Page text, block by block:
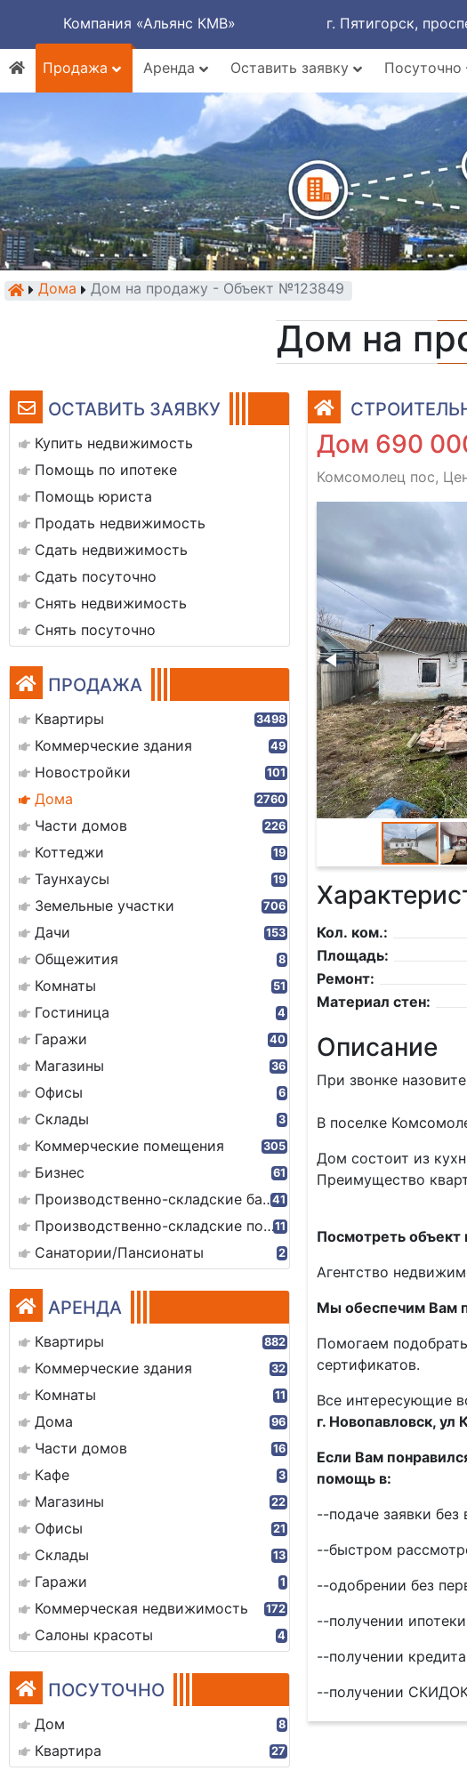
Компания «Альянс КМВ» г. Пятигорск,
Продажа
Аренда Оставить заявку Посуточно
Дома Дом на продажу - Объект №123849
Дом на
ОСТАВИТЬ ЗАЯВКУ
Купить недвижимость
Помощь по ипотеке
Помощь юриста
Продать недвижимость
Сдать недвижимость
Сдать посуточно
Снять недвижимость
Снять посуточно
ПРОДАЖА
Квартиры 3498
Коммерческие здания 49
Новостройки 101
Дома 2760
Части домов 226
Коттеджи 19
Таунхаусы 19
Земельные участки 706
Дачи 153
Общежития 8
Комнаты 51
Гостиница 4
Гаражи 40
Магазины 36
Офисы 6
Склады 3
Коммерческие помещения 305
Бизнес 61
Производственно-складские базы41
Производственно-складские помещения11
Санатории/Пансионаты 2
АРЕНДА
Квартиры 882
Коммерческие здания 32
Комнаты 11
Дома 96
Части домов 16
Кафе 3
Магазины 22
Офисы 21
Склады 13
Гаражи 1
Коммерческая недвижимость 172
Салоны красоты 4
ПОСУТОЧНО
Дом 8
Квартира 27
Дом 690
Комсомолец пос,
Кол. ком.:
Площадь:
Ремонт:
Материал стен:
Описание
При звонке
В поселке
Дом состоит из
Преимущество
Посмотреть объект
Агентство
Мы обеспечим Вам
Помогаем
сертификатов.
Все интересующие
г. Новопавловск,
Если Вам
помощь в:
--подаче заявки без
--быстром
--одобрении без
--получении
--получении
--получении